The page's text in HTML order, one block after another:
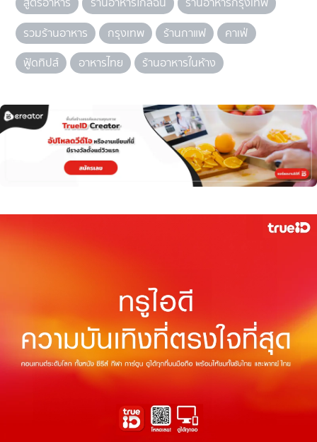
รวมร้านอาหาร
กรุงเทพ ร้านกาแฟ
คาเฟ่
ฟู้ดทิปส์
อาหารไทย ร้านอาหารในห้าง